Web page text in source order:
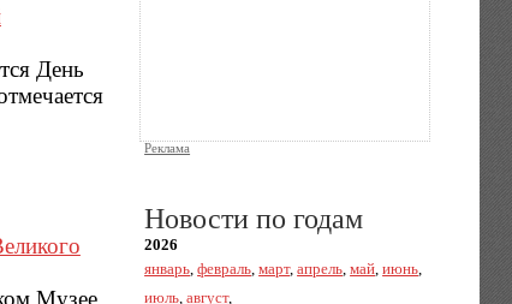
День
Музее
Реклама
Новости по годам
2026
январь,февраль,март,апрель,май,июнь,
июль,август,